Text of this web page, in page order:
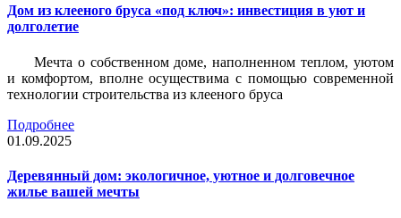
Дом из клееного бруса «под ключ»: инвестиция в уют и
долголетие
Мечта о собственном доме, наполненном теплом, уютом
и комфортом, вполне осуществима с помощью современной
технологии строительства из клееного бруса
Подробнее
01.09.2025
Деревянный дом: экологичное, уютное и долговечное
жилье вашей мечты